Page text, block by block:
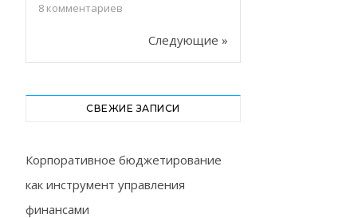
8 комментариев
Следующие »
СВЕЖИЕ ЗАПИСИ
Корпоративное бюджетирование
как инструмент управления
финансами